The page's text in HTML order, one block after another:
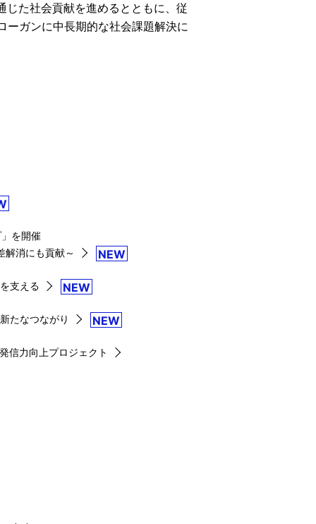
じた社会貢献を進めるとともに、従
ガンに中長期的な社会課題解決に
を開催
解消にも貢献～
NEW
支える NEW
たなつながり NEW
信力向上プロジェクト